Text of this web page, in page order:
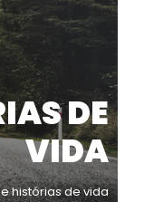
DE
VIDA
histórias de vida